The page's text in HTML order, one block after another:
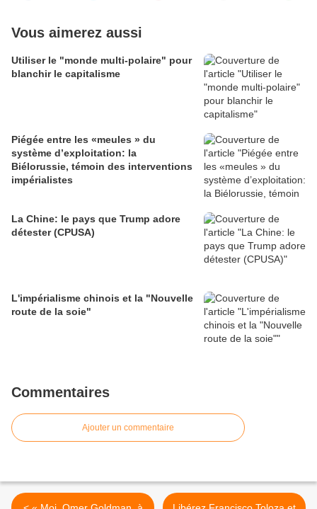
Vous aimerez aussi
Utiliser le "monde multi-polaire" pour
blanchir le capitalisme
Piégée entre les «meules » du
système d’exploitation: la
Biélorussie, témoin des interventions
impérialistes
La Chine: le pays que Trump adore
détester (CPUSA)
L'impérialisme chinois et la "Nouvelle
route de la soie"
Commentaires
Ajouter un commentaire